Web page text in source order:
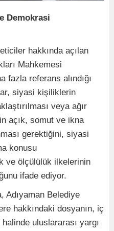
Demokrasi
hakkında açılan
Mahkemesi
fazla referans alındığı
siyasi kişiliklerin
veya ağır
açık, somut ve ikna
gerektiğini, siyasi
konusu
ve ölçülülük ilkelerinin
ifade ediyor.
Adıyaman Belediye
hakkındaki dosyanın, iç
uluslararası yargı